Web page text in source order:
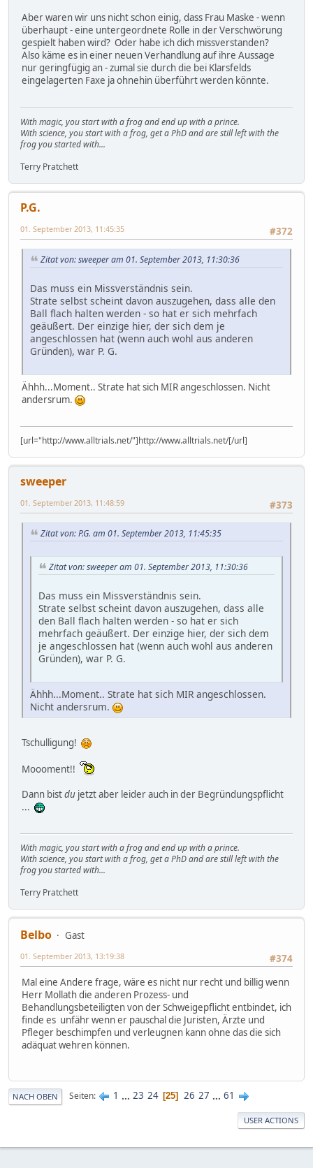
Aber waren wir uns nicht schon einig, dass Frau Maske - wenn
überhaupt - eine untergeordnete Rolle in der Verschwörung
gespielt haben wird? Oder habe ich dich missverstanden?
Also käme es in einer neuen Verhandlung auf ihre Aussage
nur geringfügig an - zumal sie durch die bei Klarsfelds
eingelagerten Faxe ja ohnehin überführt werden könnte.
With magic, you start with a frog and end up with a prince.
With science, you start with a frog, get a PhD and are still left with the
frog you started with...
Terry Pratchett
P.G.
#372
01. September 2013, 11:45:35
Zitat von: sweeper am 01. September 2013, 11:30:36
Das muss ein Missverständnis sein.
Strate selbst scheint davon auszugehen, dass alle den
Ball flach halten werden - so hat er sich mehrfach
geäußert. Der einzige hier, der sich dem je
angeschlossen hat (wenn auch wohl aus anderen
Gründen), war P. G.
Ähhh...Moment.. Strate hat sich MIR angeschlossen. Nicht
andersrum.
[url="http://www.alltrials.net/"]http://www.alltrials.net/[/url]
sweeper
#373
01. September 2013, 11:48:59
Zitat von: P.G. am 01. September 2013, 11:45:35
Zitat von: sweeper am 01. September 2013, 11:30:36
Das muss ein Missverständnis sein.
Strate selbst scheint davon auszugehen, dass alle
den Ball flach halten werden - so hat er sich
mehrfach geäußert. Der einzige hier, der sich dem
je angeschlossen hat (wenn auch wohl aus anderen
Gründen), war P. G.
Ähhh...Moment.. Strate hat sich MIR angeschlossen.
Nicht andersrum.
Tschulligung!
Moooment!!
Dann bistdu jetzt aber leider auch in der Begründungspflicht
...
With magic, you start with a frog and end up with a prince.
With science, you start with a frog, get a PhD and are still left with the
frog you started with...
Terry Pratchett
Belbo
Gast
#374
01. September 2013, 13:19:38
Mal eine Andere frage, wäre es nicht nur recht und billig wenn
Herr Mollath die anderen Prozess- und
Behandlungsbeteiligten von der Schweigepflicht entbindet, ich
finde es unfähr wenn er pauschal die Juristen, Ärzte und
Pfleger beschimpfen und verleugnen kann ohne das die sich
adäquat wehren können.
NACH OBEN Seiten 1 ... 23 24 25 26 27 ... 61
USER ACTIONS